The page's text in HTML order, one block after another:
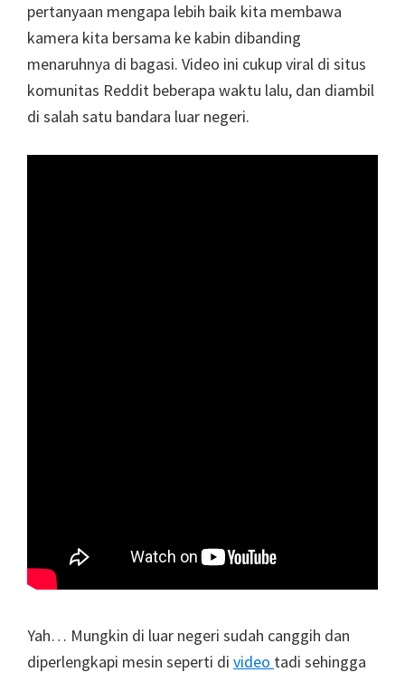
pertanyaan mengapa lebih baik kita membawa
kamera kita bersama ke kabin dibanding
menaruhnya di bagasi. Video ini cukup viral di situs
komunitas Reddit beberapa waktu lalu, dan diambil
di salah satu bandara luar negeri.
Yah… Mungkin di luar negeri sudah canggih dan
diperlengkapi mesin seperti di video tadi sehingga